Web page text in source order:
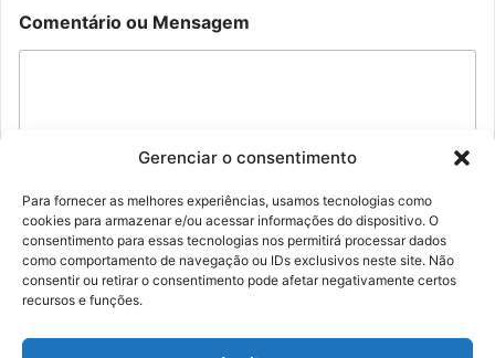
Gerenciar o consentimento
Para fornecer as melhores experiências, usamos tecnologias como
cookies para armazenar e/ou acessar informações do dispositivo. O
consentimento para essas tecnologias nos permitirá processar dados
como comportamento de navegação ou IDs exclusivos neste site. Não
consentir ou retirar o consentimento pode afetar negativamente certos
recursos e funções.
E
-
m
o
m
m
o
u
Comentário ou Mensagem
Enviar